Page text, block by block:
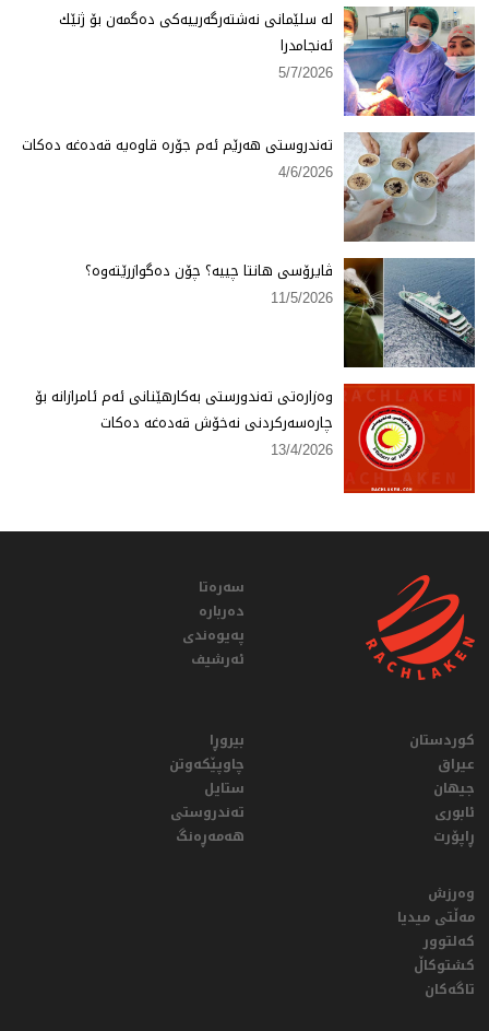
لە سلێمانی نەشتەرگەرییەكی دەگمەن بۆ ژنێك
ئەنجامدرا
5/7/2026
تەندروستی هەرێم ئەم جۆرە قاوەیە قەدەغە دەكات
4/6/2026
ڤایرۆسی هانتا چییە؟ چۆن دەگوازرێتەوە؟
11/5/2026
وەزارەتی تەندورستی بەكارهێنانی ئەم ئامرازانە بۆ
چارەسەركردنی نەخۆش قەدەغە دەكات
13/4/2026
سەرەتا
دەربارە
پەیوەندی
ئەرشیف
کوردستان
عيراق
جیهان
ئابوری
ڕاپۆرت
بیروڕا
چاوپێکەوتن
ستایل
تەندروستی
هەمەڕەنگ
وەرزش
مەڵتی میدیا
کەلتوور
کشتوکاڵ
تاگەکان